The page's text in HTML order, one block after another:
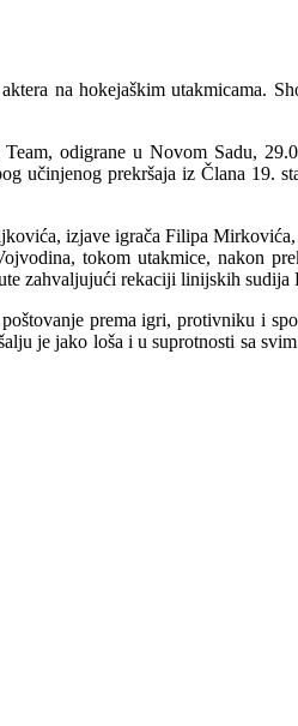
na hokejaškim utakmicama.
odigrane u Novom Sadu,
učinjenog prekršaja iz Člana 19.
izjave igrača Filipa Mirkovića,
tokom utakmice, nakon
zahvaljujući rekaciji linijskih sudija
prema igri, protivniku i
je jako loša i u suprotnosti sa